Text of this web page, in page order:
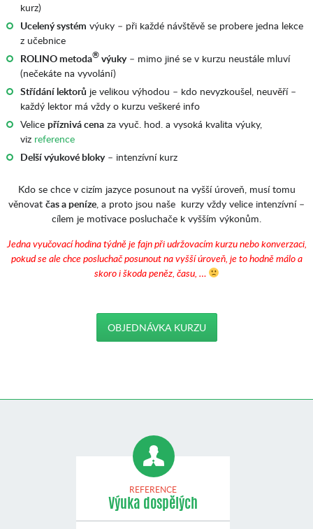
kurz)
Ucelený systém výuky – při každé návštěvě se probere jedna lekce
z učebnice
ROLINO metoda®výuky– mimo jiné se v kurzu neustále mluví
(nečekáte na vyvolání)
Střídání lektorů je velikou výhodou – kdo nevyzkoušel, neuvěří –
každý lektor má vždy o kurzu veškeré info
Velice příznivá cenaza vyuč. hod. a vysoká kvalita výuky,
viz reference
Delší výukové bloky– intenzívní kurz
Kdo se chce v cizím jazyce posunout na vyšší úroveň, musí tomu
věnovat čas a peníze, a proto jsou naše kurzy vždy velice intenzívní –
cílem je motivace posluchače k vyšším výkonům.
Jedna vyučovací hodina týdně je fajn při udržovacím kurzu nebo konverzaci,
pokud se ale chce posluchač posunout na vyšší úroveň, je to hodně málo a
skoro i škoda peněz, času, …
OBJEDNÁVKA KURZU
REFERENCE
Výuka dospělých